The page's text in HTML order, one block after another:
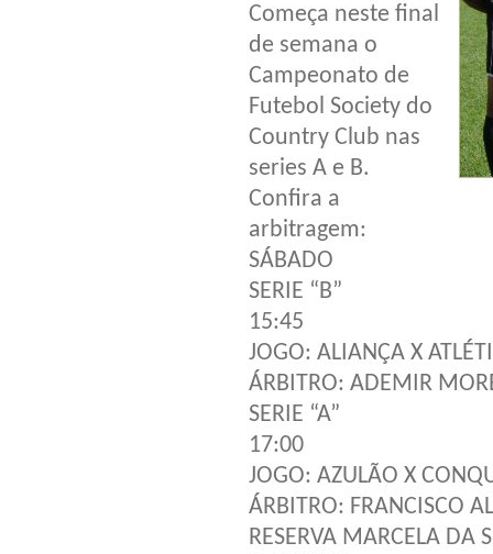
Começa neste final
de semana o
Campeonato de
Futebol Society do
Country Club nas
series A e B.
Confira a
arbitragem:
SÁBADO
SERIE “B”
15:45
JOGO: ALIANÇA X
ÁRBITRO: ADEMIR
SERIE “A”
17:00
JOGO: AZULÃO X
ÁRBITRO: FRANCISCO
RESERVA MARCELA DA